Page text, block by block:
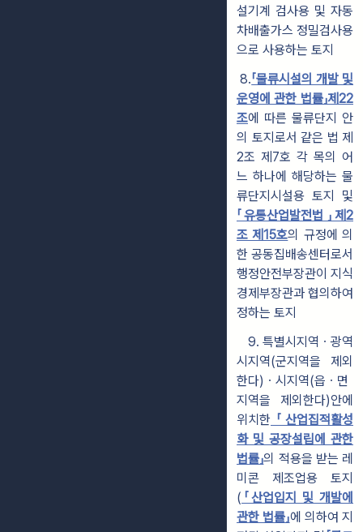
설기계 검사용 및 자동
차배출가스 정밀검사용
으로 사용하는 토지
8.「물류시설의 개발 및
운영에 관한 법률」제22
조에 따른 물류단지 안
의 토지로서 같은 법 제
2조 제7호 각 목의 어
느 하나에 해당하는 물
류단지시설용 토지 및
「유통산업발전법」제2
조 제15호의 규정에 의
한 공동집배송센터로서
행정안전부장관이 지식
경제부장관과 협의하여
정하는 토지
9. 특별시지역ㆍ광역
시지역(군지역을 제외
한다)ㆍ시지역(읍ㆍ면
지역을 제외한다)안에
위치한 「산업집적활성
화 및 공장설립에 관한
법률」의 적용을 받는 레
미콘 제조업용 토지
( 「산업입지 및 개발에
관한 법률」에 의하여 지